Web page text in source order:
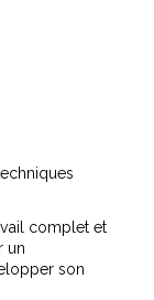
complet et
un
son